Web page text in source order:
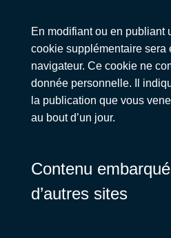
En modifiant ou en publiant
cookie supplémentaire sera
navigateur. Ce cookie ne
donnée personnelle. Il
la publication que vous
au bout d’un jour.
Contenu
d’autres sites